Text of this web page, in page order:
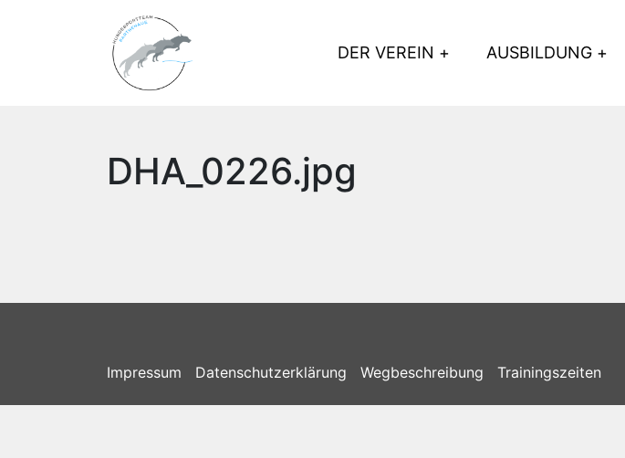
DER VEREIN AUSBILDUNG
DHA_0226.jpg
Impressum Datenschutzerklärung Wegbeschreibung Trainingszeiten